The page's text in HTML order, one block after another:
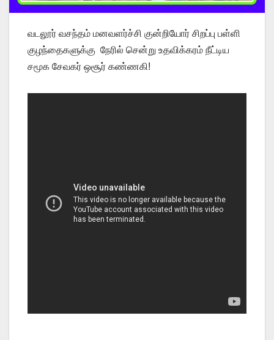
வடலூர் வசந்தம் மனவளர்ச்சி குன்றியோர் சிறப்பு பள்ளி
குழந்தைகளுக்கு நேரில் சென்று உதவிக்கரம் நீட்டிய
சமூக சேவகர் ஒசூர் கண்ணகி!